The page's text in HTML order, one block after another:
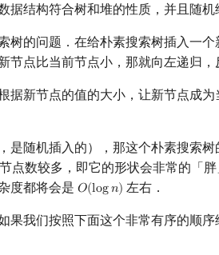
据结构符合树和堆的性质，并且随机
树的问题．在给朴素搜索树插入一
节点比当前节点小，那就向左递归，
据新节点的值的大小，让新节点成
是随机插入的），那这个朴素搜索
点数较多，即它的形状会非常的「
度都将会是 𝑂(log𝑛)
O(logn) 左右．
果我们按照下面这个非常有序的顺